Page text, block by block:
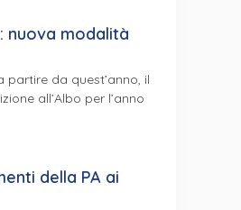
nuova modalità
partire da quest’anno, il
all’Albo per l’anno
della PA ai